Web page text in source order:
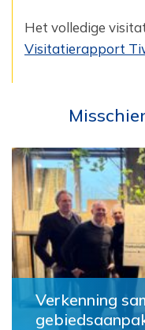
Het volledige
Visitatierapport
Verkenning